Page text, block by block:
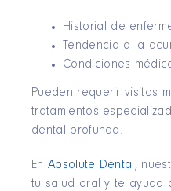
Historial de
Tendencia a la
Condiciones
Pueden requerir visitas
tratamientos
dental profunda.
En Absolute Dental,
tu salud oral y te ayuda